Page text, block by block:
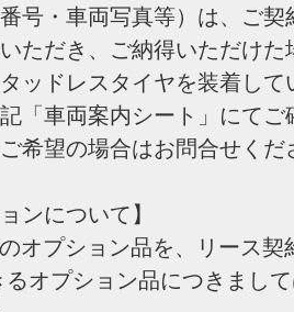
号・車両写真等）は、ご
ただき、ご納得いただけ
ッドレスタイヤを装着し
「車両案内シート」にてご
希望の場合はお問合せくだ
ンについて】
オプション品を、リース契
オプション品につきまし